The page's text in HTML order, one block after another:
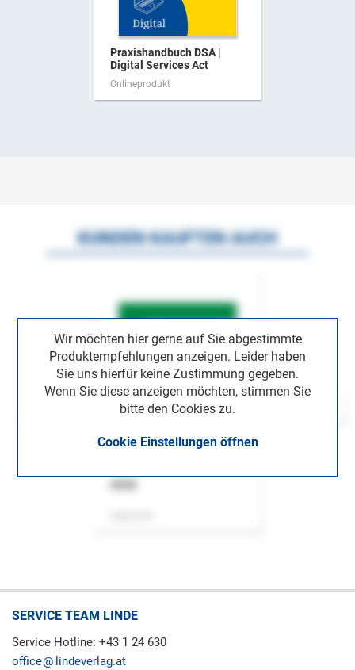
Praxishandbuch DSA |
Digital Services Act
Onlineprodukt
Wir möchten hier gerne auf Sie abgestimmte
Produktempfehlungen anzeigen. Leider haben
Sie uns hierfür keine Zustimmung gegeben.
Wenn Sie diese anzeigen möchten, stimmen Sie
bitte den Cookies zu.
Cookie Einstellungen öffnen
KUNDEN KAUFTEN AUCH
SERVICE TEAM LINDE
Service Hotline: +43 1 24 630
office
lindeverlag.at